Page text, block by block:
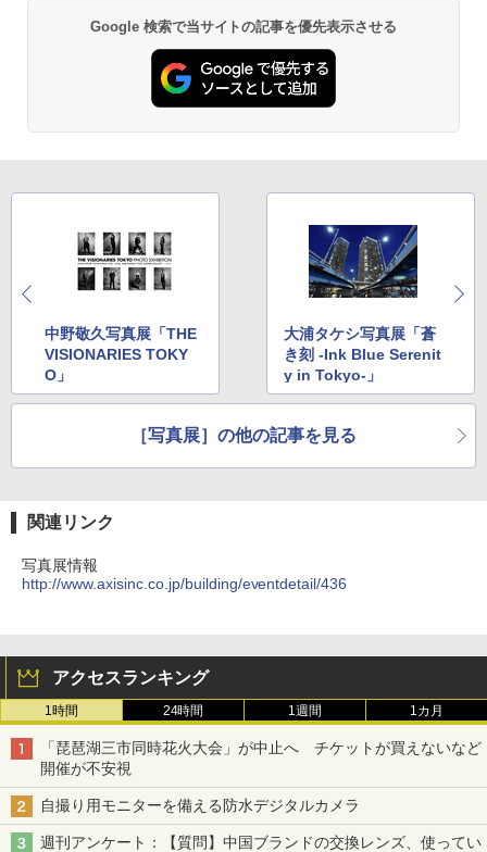
Google 検索で当サイトの記事を優先表示させる
中野敬久写真展「THE
VISIONARIES TOKY
O」
大浦タケシ写真展「蒼
き刻 -Ink Blue Serenit
y in Tokyo-」
［写真展］の他の記事を見る
関連リンク
写真展情報
http://www.axisinc.co.jp/building/eventdetail/436
アクセスランキング
1時間 24時間 1週間 1カ月
「琵琶湖三市同時花火大会」が中止へ チケットが買えないなど
開催が不安視
自撮り用モニターを備える防水デジタルカメラ
週刊アンケート：【質問】中国ブランドの交換レンズ、使ってい